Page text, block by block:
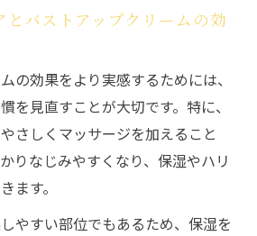
とバストアップクリームの効
の効果をより実感するためには、
を見直すことが大切です。特に、
さしくマッサージを加えること
りなじみやすくなり、保湿やハリ
ます。
やすい部位でもあるため、保湿を